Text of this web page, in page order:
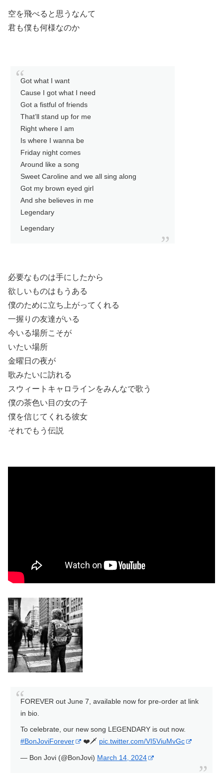
空を飛べると思うなんて
君も僕も何様なのか
Got what I want
Cause I got what I need
Got a fistful of friends
That’ll stand up for me
Right where I am
Is where I wanna be
Friday night comes
Around like a song
Sweet Caroline and we all sing along
Got my brown eyed girl
And she believes in me
Legendary
Legendary
必要なものは手にしたから
欲しいものはもうある
僕のために立ち上がってくれる
一握りの友達がいる
今いる場所こそが
いたい場所
金曜日の夜が
歌みたいに訪れる
スウィートキャロラインをみんなで歌う
僕の茶色い目の女の子
僕を信じてくれる彼女
それでもう伝説
FOREVER out June 7, available now for pre-order at link
in bio.
To celebrate, our new song LEGENDARY is out now.
#BonJoviForever
❤️🗡️ pic.twitter.com/VI5ViuMvGc
— Bon Jovi (@BonJovi) March 14, 2024